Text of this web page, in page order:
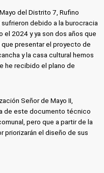
del Distrito 7, Rufino
debido a la burocracia
el 2024 y ya son dos años que
presentar el proyecto de
y la casa cultural hemos
he recibido el plano de
Señor de Mayo II,
de este documento técnico
pero que a partir de la
el diseño de sus